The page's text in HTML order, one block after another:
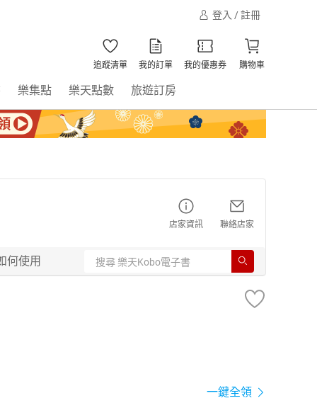
登入 / 註冊
追蹤清單 我的訂單 我的優惠券 購物車
樂集點 樂天點數 旅遊訂房
店家資訊 聯絡店家
何使用
一鍵全領